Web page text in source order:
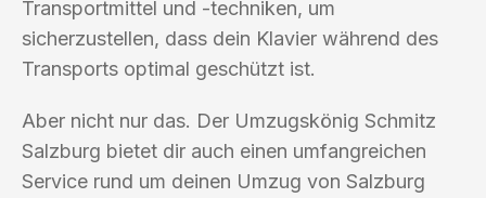
Transportmittel und -techniken, um
sicherzustellen, dass dein Klavier während des
Transports optimal geschützt ist.
Aber nicht nur das. Der Umzugskönig Schmitz
Salzburg bietet dir auch einen umfangreichen
Service rund um deinen Umzug von Salzburg